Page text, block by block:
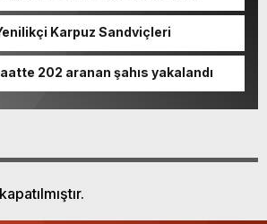
Yenilikçi Karpuz Sandviçleri
202 aranan şahıs yakalandı